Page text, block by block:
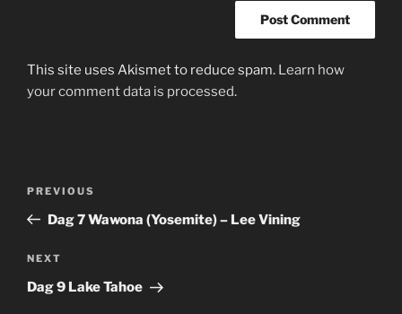
This site uses Akismet to reduce spam. Learn how
your comment data is processed.
Previous
Post
PREVIOUS
Dag 7 Wawona (Yosemite) – Lee Vining
Next
Post
NEXT
Dag 9 Lake Tahoe